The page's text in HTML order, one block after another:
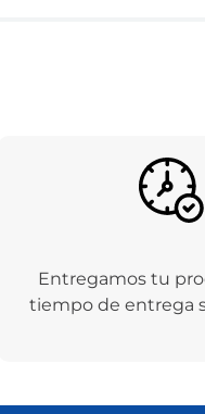
Entregamos tu
tiempo de entrega